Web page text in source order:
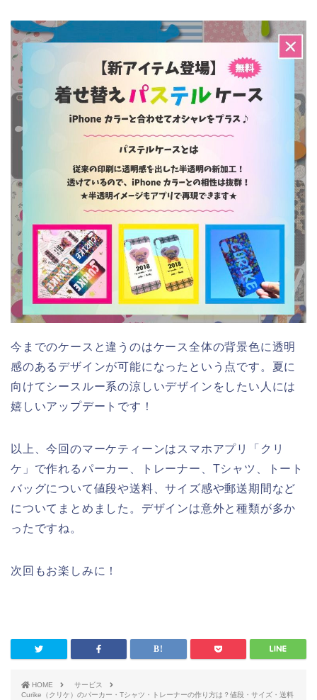
今までのケースと違うのはケース全体の背景色に透明
感のあるデザインが可能になったという点です。夏に
向けてシースルー系の涼しいデザインをしたい人には
嬉しいアップデートです！
以上、今回のマーケティーンはスマホアプリ「クリ
ケ」で作れるパーカー、トレーナー、Tシャツ、トート
バッグについて値段や送料、サイズ感や郵送期間など
についてまとめました。デザインは意外と種類が多か
ったですね。
次回もお楽しみに！
HOME
サービス
Curike（クリケ）のパーカー・Tシャツ・トレーナーの作り方は？値段・サイズ・送料